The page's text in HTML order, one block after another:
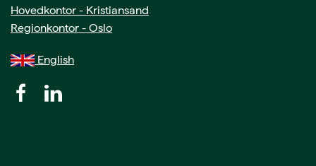
Hovedkontor - Kristiansand
Regionkontor - Oslo
English